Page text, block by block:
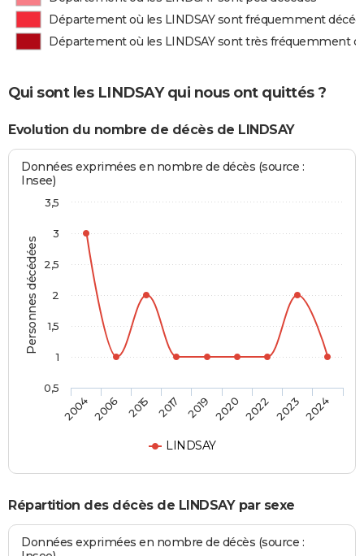
Département où les LINDSAY sont fréquemment
Département où les LINDSAY sont très fréquemment
Qui sont les LINDSAY qui nous ont quittés ?
Evolution du nombre de décès de LINDSAY
Personnes décédées
Données exprimées en nombre de décès (source :
Insee)
LINDSAY
2004 2006 2015 2017 2019 2020 2022 2023 2024
0,5
1
1,5
2
2,5
3
3,5
Répartition des décès de LINDSAY par sexe
Données exprimées en nombre de décès (source :